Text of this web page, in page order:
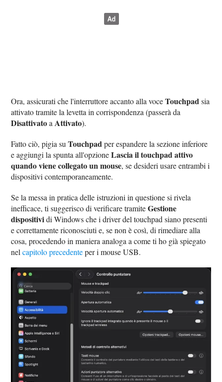
Ora, assicurati che l'interruttore accanto alla voceTouchpadsia
attivato tramite la levetta in corrispondenza (passerà da
DisattivatoaAttivato).
Fatto ciò, pigia suTouchpadper espandere la sezione inferiore
e aggiungi la spunta all'opzioneLascia il touchpad attivo
quando viene collegato un mouse, se desideri usare entrambi i
dispositivi contemporaneamente.
Se la messa in pratica delle istruzioni in questione si rivela
inefficace, ti suggerisco di verificare tramiteGestione
dispositividi Windows che i driver del touchpad siano presenti
e correttamente riconosciuti e, se non è così, di rimediare alla
cosa, procedendo in maniera analoga a come ti ho già spiegato
nelcapitolo precedenteper i mouse USB.